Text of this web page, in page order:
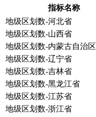
指标名称
地级区划数-河北省
地级区划数-山西省
地级区划数-内蒙古自治区
地级区划数-辽宁省
地级区划数-吉林省
地级区划数-黑龙江省
地级区划数-江苏省
地级区划数-浙江省